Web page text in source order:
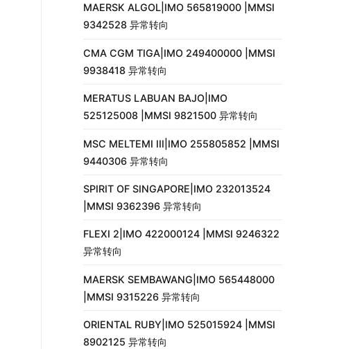
MAERSK ALGOL|IMO 565819000 |MMSI
9342528 异常转向
CMA CGM TIGA|IMO 249400000 |MMSI
9938418 异常转向
MERATUS LABUAN BAJO|IMO
525125008 |MMSI 9821500 异常转向
MSC MELTEMI III|IMO 255805852 |MMSI
9440306 异常转向
SPIRIT OF SINGAPORE|IMO 232013524
|MMSI 9362396 异常转向
FLEXI 2|IMO 422000124 |MMSI 9246322
异常转向
MAERSK SEMBAWANG|IMO 565448000
|MMSI 9315226 异常转向
ORIENTAL RUBY|IMO 525015924 |MMSI
8902125 异常转向